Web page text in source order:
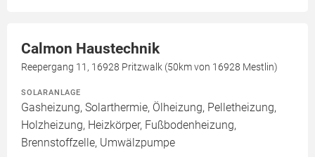
Calmon Haustechnik
Reepergang 11, 16928 Pritzwalk (50km von 16928 Mestlin)
SOLARANLAGE
Gasheizung, Solarthermie, Ölheizung, Pelletheizung,
Holzheizung, Heizkörper, Fußbodenheizung,
Brennstoffzelle, Umwälzpumpe